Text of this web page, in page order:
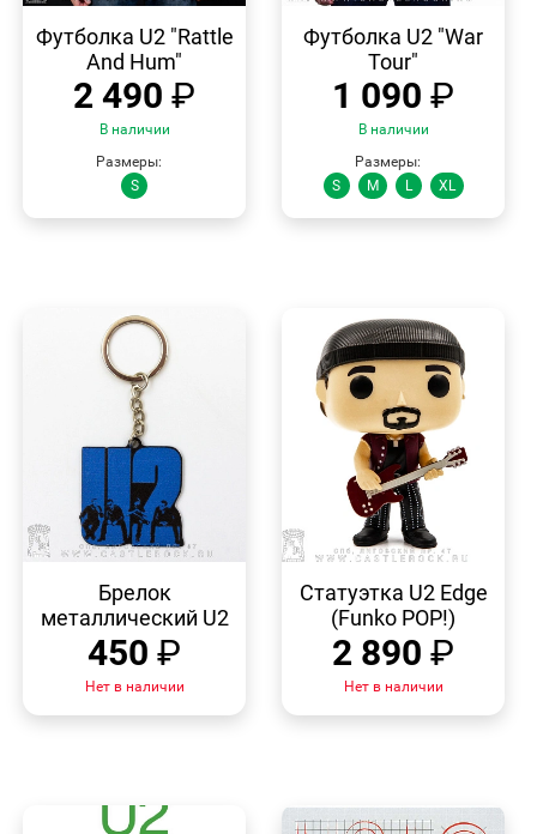
ПРОСМОТР
Футболка U2 "Rattle
And Hum"
2 490 ₽
В наличии
Размеры:
S
ПРОСМОТР
Футболка U2 "War
Tour"
1 090 ₽
В наличии
Размеры:
S
M L XL
ПРОСМОТР
Брелок
металлический U2
450 ₽
Нет в наличии
ПРОСМОТР
Статуэтка U2 Edge
(Funko POP!)
2 890 ₽
Нет в наличии